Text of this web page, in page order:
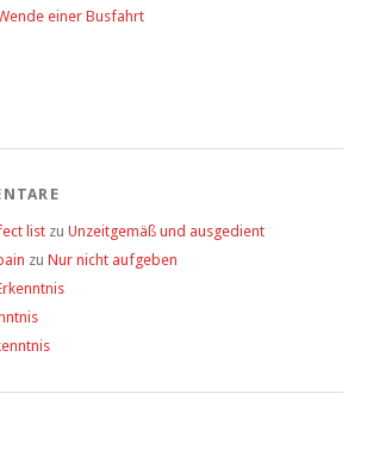
einer Busfahrt
list zu Unzeitgemäß und ausgedient
zu Nur nicht aufgeben